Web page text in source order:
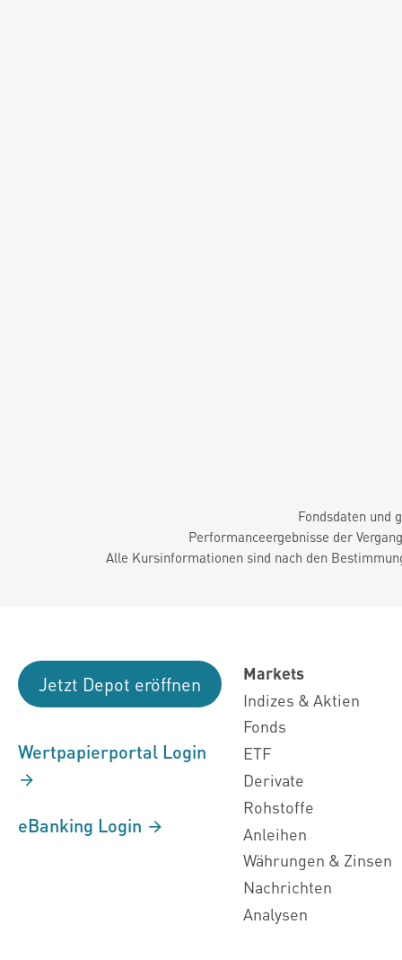
Fondsdaten und
Performanceergebnisse der
Alle Kursinformationen sind nach den
Jetzt Depot eröffnen
Wertpapierportal Login
eBanking Login
Markets
Indizes & Aktien
Fonds
ETF
Derivate
Rohstoffe
Anleihen
Währungen & Zinsen
Nachrichten
Analysen